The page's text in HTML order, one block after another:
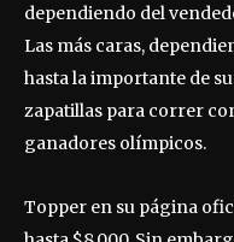
dependiendo del
Las más caras,
hasta la importante de
zapatillas para correr
ganadores olímpicos.
Topper en su página